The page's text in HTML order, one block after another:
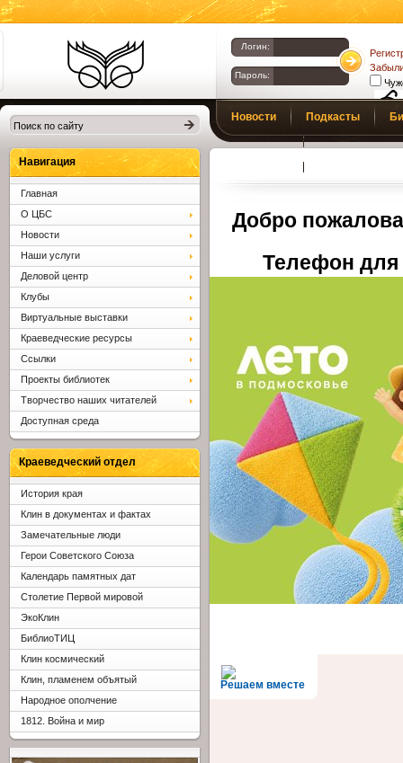
Библиотеки
Клина. Клинская
ЦБС.
Логин:
Пароль:
Новости Подкасты
Добро
Телефон для
Решаем вместе
Навигация
Главная
О ЦБС
Новости
Наши услуги
Деловой центр
Клубы
Виртуальные выставки
Краеведческие ресурсы
Ссылки
Проекты библиотек
Творчество наших читателей
Доступная среда
Краеведческий отдел
История края
Клин в документах и фактах
Замечательные люди
Герои Советского Союза
Календарь памятных дат
Столетие Первой мировой
ЭкоКлин
БиблиоТИЦ
Клин космический
Клин, пламенем объятый
Народное ополчение
1812. Война и мир